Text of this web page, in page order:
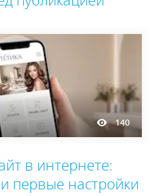
140
в интернете:
первые настройки